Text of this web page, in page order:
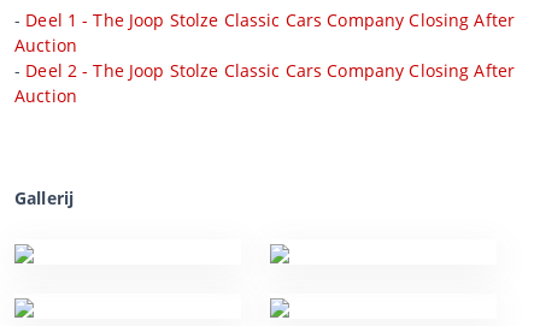
- Deel 1 - The Joop Stolze Classic Cars Company Closing After
Auction
- Deel 2 - The Joop Stolze Classic Cars Company Closing After
Auction
Gallerij